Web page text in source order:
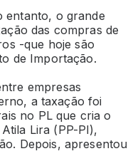
entanto, o grande
das compras de
-que hoje são
de Importação.
empresas
a taxação foi
no PL que cria o
Lira (PP-PI),
Depois, apresentou